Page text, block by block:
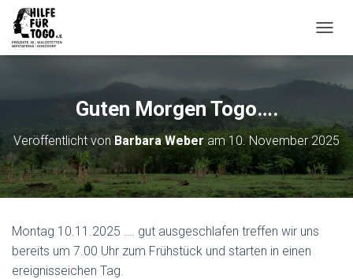
A
I
T
I
O
N
U
Guten Morgen Togo….
Veröffentlicht von Barbara Weber am10. November 2025
Montag 10.11.2025 …. gut ausgeschlafen treffen wir uns
bereits um 7.00 Uhr zum Frühstück und starten in einen
ereignisseichen Tag.